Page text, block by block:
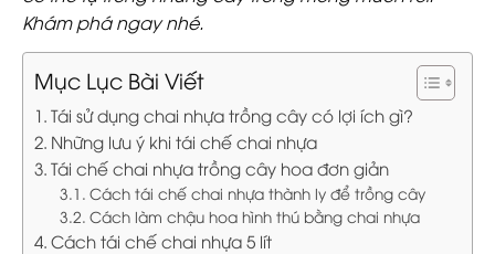
Khám phá ngay nhé.
Mục Lục Bài Viết
Tái sử dụng chai nhựa trồng cây có lợi ích gì?
Những lưu ý khi tái chế chai nhựa
Tái chế chai nhựa trồng cây hoa đơn giản
Cách tái chế chai nhựa thành ly để trồng cây
Cách làm chậu hoa hình thú bằng chai nhựa
Cách tái chế chai nhựa 5 lít